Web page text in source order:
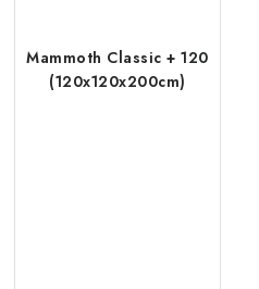
Mammoth Classic + 120
(120x120x200cm)